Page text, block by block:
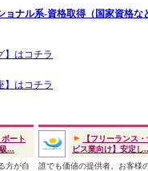
ョナル系-資格取得（国家資格な
】はコチラ
】はコチラ
ート
...
方が自
【フリーランス
ビス業向け】安定し
誰でも価値の提供者。お客様